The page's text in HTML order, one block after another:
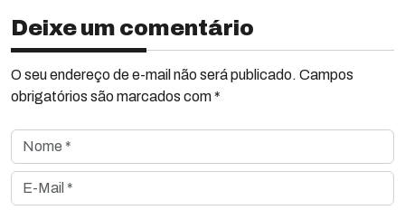
Deixe um comentário
O seu endereço de e-mail não será publicado. Campos
obrigatórios são marcados com *
Nome *
E-Mail *